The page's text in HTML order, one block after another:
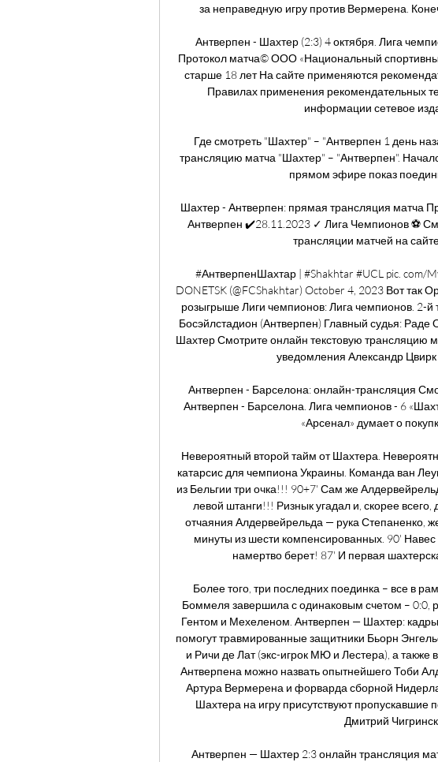
за неправедную игру против Вермерена.
Антверпен - Шахтер (2:3) 4 октября. Лига
Протокол матча© ООО «Национальный
старше 18 лет На сайте применяются
Правилах применения рекомендательных
информации сетевое
Где смотреть "Шахтер" – "Антверпен 1 день
трансляцию матча "Шахтер" – "Антверпен".
прямом эфире показ
Шахтер - Антверпен: прямая трансляция матча
Антверпен ✔️28.11.2023 ✓ Лига Чемпионов ⚽
трансляции матчей на
#АнтверпенШахтар | #Shakhtar #UCL pic. com/
DONETSK (@FCShakhtar) October 4, 2023 Вот так
розыгрыше Лиги чемпионов: Лига чемпионов. 2-й
Босэйлстадион (Антверпен) Главный судья:
Шахтер Смотрите онлайн текстовую трансляцию
уведомления Александр Цвирк
Антверпен - Барселона: онлайн-трансляция
Антверпен - Барселона. Лига чемпионов - 6
«Арсенал» думает о
Невероятный второй тайм от Шахтера.
катарсис для чемпиона Украины. Команда ван
из Бельгии три очка!!! 90+7' Сам же
левой штанги!!! Ризнык угадал и, скорее
отчаяния Алдервейрельда — рука Степаненко,
минуты из шести компенсированных. 90'
намертво берет! 87' И первая
Более того, три последних поединка – все в
Боммеля завершила с одинаковым счетом – 0:0,
Гентом и Мехеленом. Антверпен — Шахтер:
помогут травмированные защитники Бьорн
и Ричи де Лат (экс-игрок МЮ и Лестера), а также
Антверпена можно назвать опытнейшего Тоби
Артура Вермерена и форварда сборной
Шахтера на игру присутствуют пропускавшие
Дмитрий
Антверпен — Шахтер 2:3 онлайн трансляция